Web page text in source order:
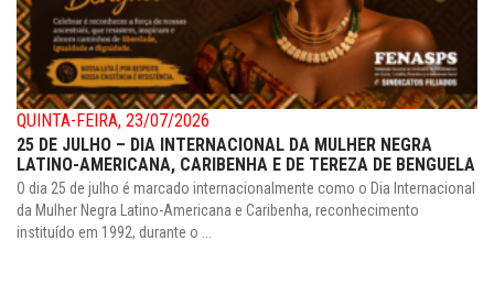
QUINTA-FEIRA, 23/07/2026
25 DE JULHO – DIA INTERNACIONAL DA MULHER NEGRA
LATINO-AMERICANA, CARIBENHA E DE TEREZA DE BENGUELA
O dia 25 de julho é marcado internacionalmente como o Dia Internacional
da Mulher Negra Latino-Americana e Caribenha, reconhecimento
instituído em 1992, durante o ...